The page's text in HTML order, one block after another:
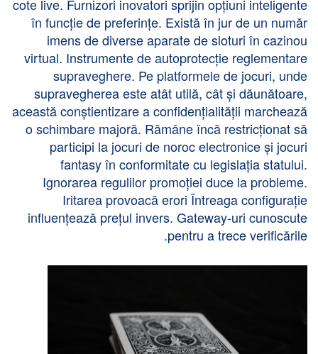
cote live. Furnizori inovatori sprijin opțiuni inteligente
în funcție de preferințe. Există în jur de un număr
imens de diverse aparate de sloturi în cazinou
virtual. Instrumente de autoprotecție reglementare
supraveghere. Pe platformele de jocuri, unde
supravegherea este atât utilă, cât și dăunătoare,
această conștientizare a confidențialității marchează
o schimbare majoră. Rămâne încă restricționat să
participi la jocuri de noroc electronice și jocuri
fantasy în conformitate cu legislația statului.
Ignorarea regulilor promoției duce la probleme.
Iritarea provoacă erori Întreaga configurație
influențează prețul invers. Gateway-uri cunoscute
pentru a trece verificările.